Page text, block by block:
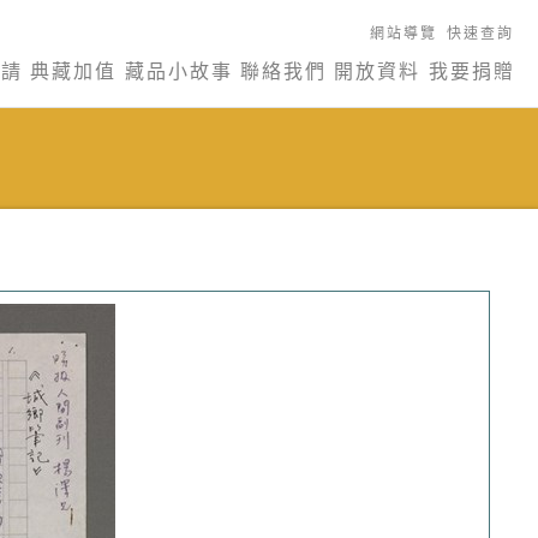
網站導覽 快速查詢
典藏加值 藏品小故事 聯絡我們 開放資料 我要捐贈